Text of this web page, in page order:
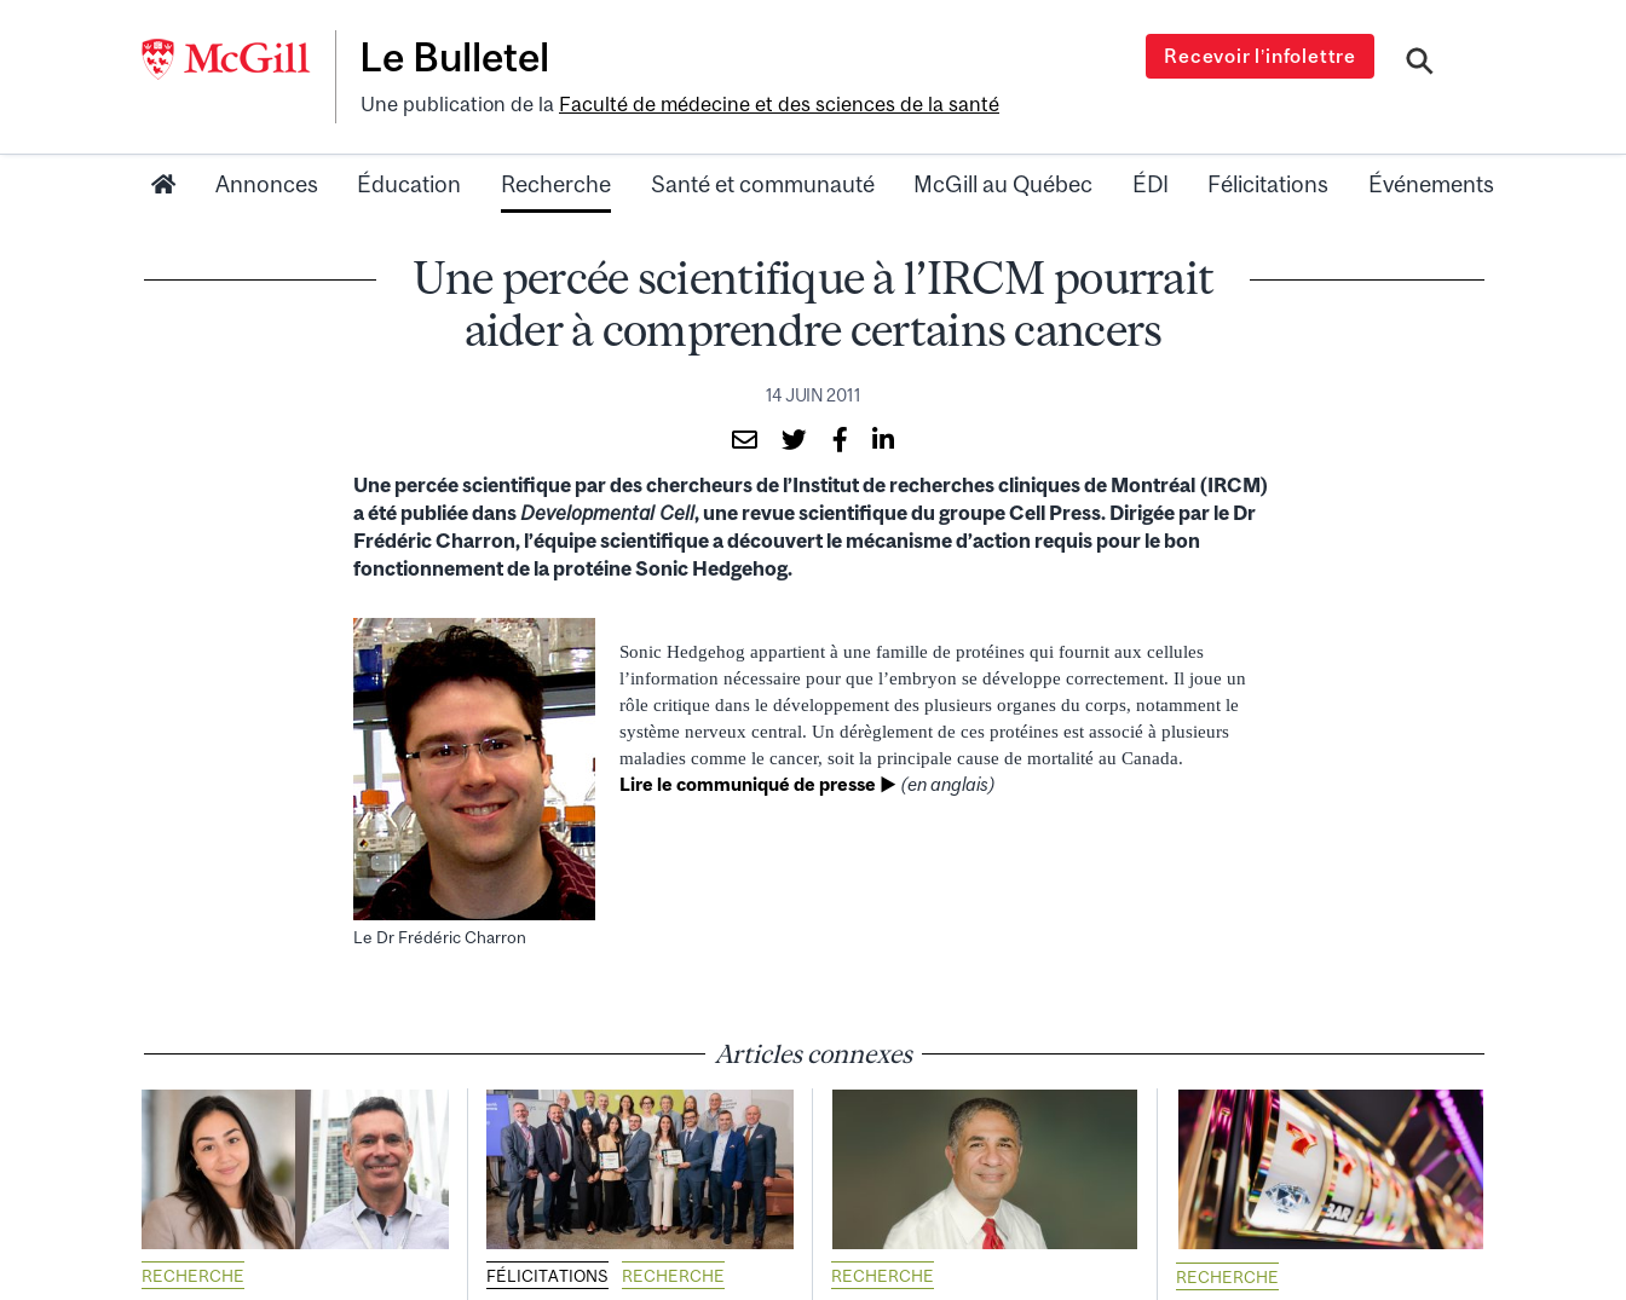
Le Bulletel
Une publication de la Faculté de médecine et des sciences de la santé
Recevoir l’infolettre
Annonces Éducation Recherche Santé et communauté McGill au Québec ÉDI Félicitations Événements
Une percée scientifique à l’IRCM pourrait
aider à comprendre certains cancers
14 JUIN 2011
Une percée scientifique par des chercheurs de l’Institut de recherches cliniques de Montréal (IRCM)
a été publiée dans Developmental Cell, une revue scientifique du groupe Cell Press. Dirigée par le Dr
Frédéric Charron, l’équipe scientifique a découvert le mécanisme d’action requis pour le bon
fonctionnement de la protéine Sonic Hedgehog.
Le Dr Frédéric Charron
Sonic Hedgehog appartient à une famille de protéines qui fournit aux cellules
l’information nécessaire pour que l’embryon se développe correctement. Il joue un
rôle critique dans le développement des plusieurs organes du corps, notamment le
système nerveux central. Un dérèglement de ces protéines est associé à plusieurs
maladies comme le cancer, soit la principale cause de mortalité au Canada.
Lire le communiqué de presse ► (en anglais)
Articles connexes
RECHERCHE FÉLICITATIONS RECHERCHE RECHERCHE RECHERCHE